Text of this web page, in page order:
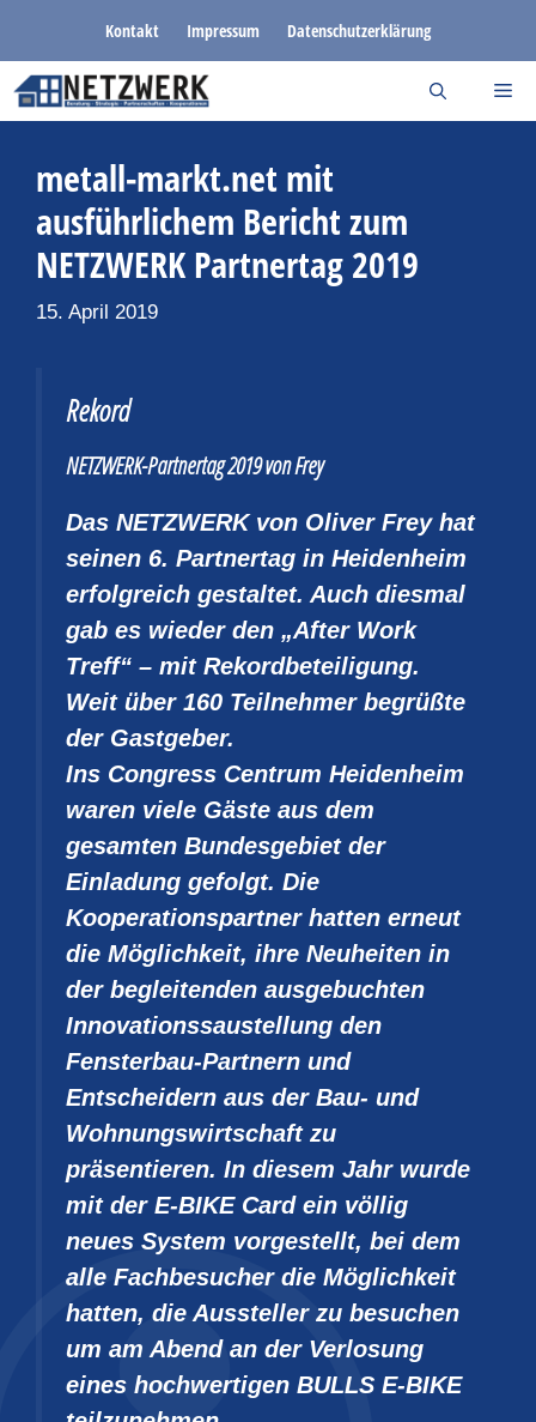
springen
Kontakt Impressum Datenschutzerklärung
metall-markt.net mit
ausführlichem Bericht zum
NETZWERK Partnertag 2019
15. April 2019
Rekord
NETZWERK-Partnertag 2019 von Frey
Das NETZWERK von Oliver Frey hat
seinen 6. Partnertag in Heidenheim
erfolgreich gestaltet. Auch diesmal
gab es wieder den „After Work
Treff“ – mit Rekordbeteiligung.
Weit über 160 Teilnehmer begrüßte
der Gastgeber.
Ins Congress Centrum Heidenheim
waren viele Gäste aus dem
gesamten Bundesgebiet der
Einladung gefolgt. Die
Kooperationspartner hatten erneut
die Möglichkeit, ihre Neuheiten in
der begleitenden ausgebuchten
Innovationssaustellung den
Fensterbau-Partnern und
Entscheidern aus der Bau- und
Wohnungswirtschaft zu
präsentieren. In diesem Jahr wurde
mit der E-BIKE Card ein völlig
neues System vorgestellt, bei dem
alle Fachbesucher die Möglichkeit
hatten, die Aussteller zu besuchen
um am Abend an der Verlosung
eines hochwertigen BULLS E-BIKE